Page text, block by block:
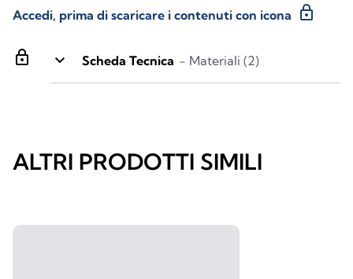
lock keyboard_arrow_down Scheda Tecnica - Materiali (2)
Accedi, prima di scaricare i contenuti con icona lock
ALTRI PRODOTTI SIMILI